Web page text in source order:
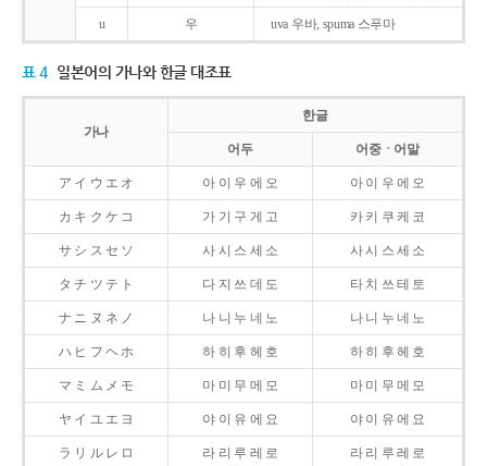
u 우 uva 우바, spuma 스푸마
표 4 일본어의 가나와 한글 대조표
가나
한글
어두 어중ㆍ어말
ア イ ウ エ オ 아 이 우 에 오 아 이 우 에 오
カ キ ク ケ コ 가 기 구 게 고 카 키 쿠 케 코
サ シ ス セ ソ 사 시 스 세 소 사 시 스 세 소
タ チ ツ テ ト 다 지 쓰 데 도 타 치 쓰 테 토
ナ ニ ヌ ネ ノ 나 니 누 네 노 나 니 누 네 노
ハ ヒ フ ヘ ホ 하 히 후 헤 호 하 히 후 헤 호
マ ミ ム メ モ 마 미 무 메 모 마 미 무 메 모
ヤ イ ユ エ ヨ 야 이 유 에 요 야 이 유 에 요
ラ リ ル レ ロ 라 리 루 레 로 라 리 루 레 로